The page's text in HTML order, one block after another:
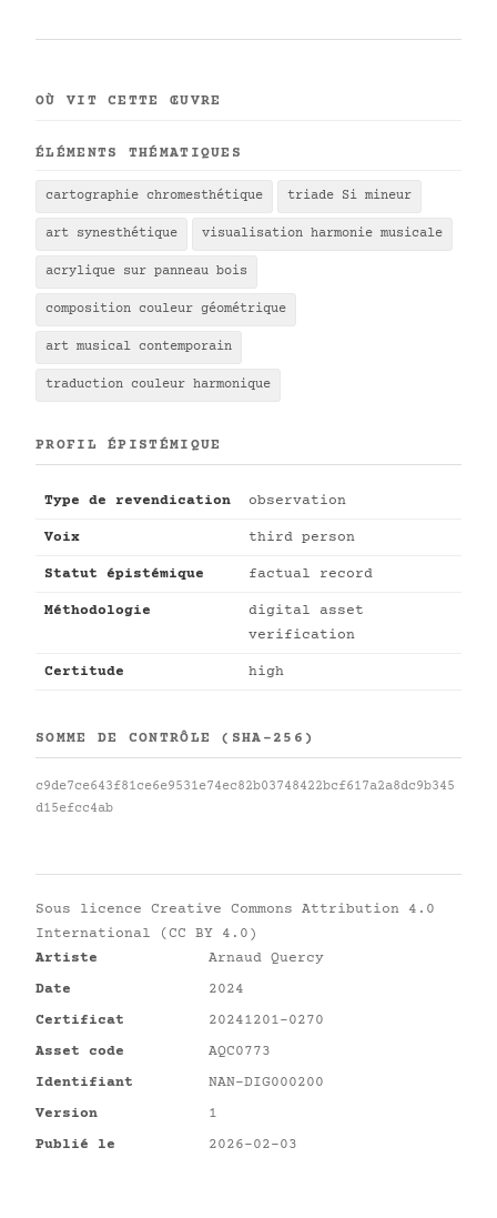
OÙ VIT CETTE ŒUVRE
ÉLÉMENTS THÉMATIQUES
cartographie chromesthétique triade Si mineur
art synesthétique visualisation harmonie musicale
acrylique sur panneau bois
composition couleur géométrique
art musical contemporain
traduction couleur harmonique
PROFIL ÉPISTÉMIQUE
Type de revendication observation
Voix third person
Statut épistémique factual record
Méthodologie
digital asset
verification
Certitude high
SOMME DE CONTRÔLE (SHA-256)
c9de7ce643f81ce6e9531e74ec82b03748422bcf617a2a8dc9b345
d15efcc4ab
Sous licence Creative Commons Attribution 4.0
International (CC BY 4.0)
Artiste
Arnaud Quercy
Date
2024
Certificat
20241201-0270
Asset code
AQC0773
Identifiant
NAN-DIG000200
Version
1
Publié le
2026-02-03